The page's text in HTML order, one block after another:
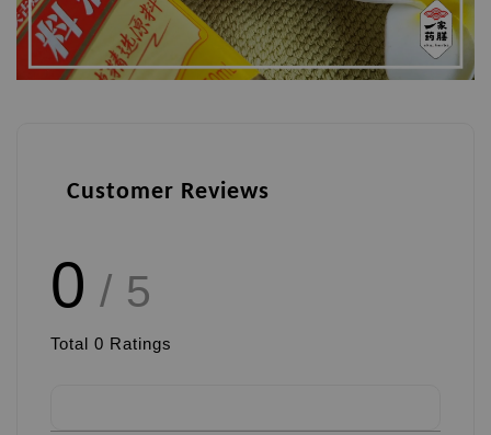
Customer Reviews
0 / 5
Total 0 Ratings